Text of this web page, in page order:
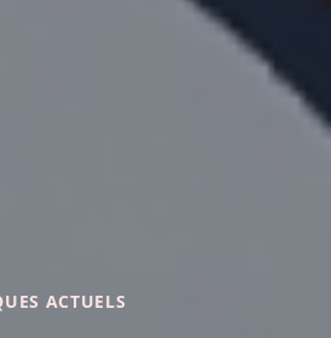
ACTUELS